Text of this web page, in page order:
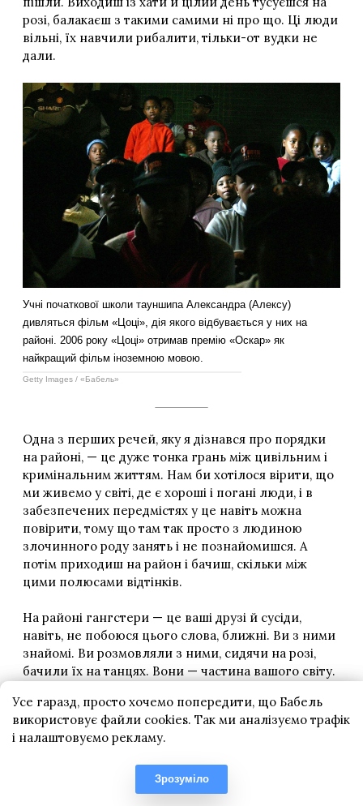
Усе гаразд, просто хочемо попередити, що Бабель
використовує файли cookies. Так ми аналізуємо трафік
і налаштовуємо рекламу.
Зрозуміло